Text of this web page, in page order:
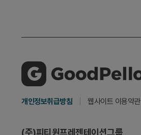
개인정보취급방침 웹사이트 이용약관
(주)피티원프레젠테이션그룹